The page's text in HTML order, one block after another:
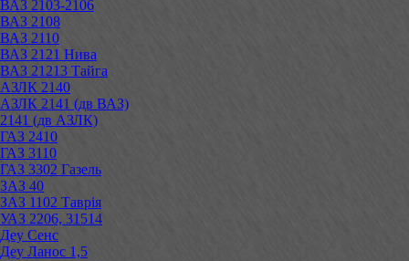
ВАЗ 2103-2106
ВАЗ 2108
ВАЗ 2110
ВАЗ 2121 Нива
ВАЗ 21213 Тайга
АЗЛК 2140
АЗЛК 2141 (дв ВАЗ)
2141 (дв АЗЛК)
ГАЗ 2410
ГАЗ 3110
ГАЗ 3302 Газель
ЗАЗ 40
ЗАЗ 1102 Таврія
УАЗ 2206, 31514
Деу Сенс
Деу Ланос 1,5